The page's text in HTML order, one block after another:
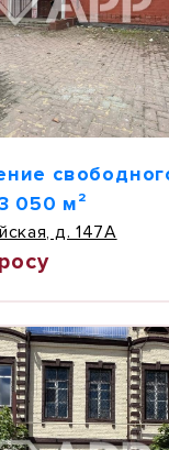
050 м²
д. 147А